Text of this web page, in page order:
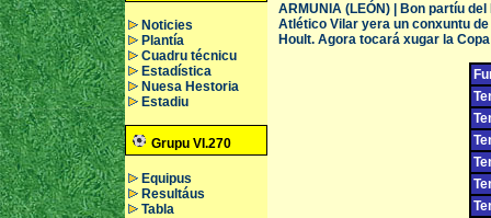
Noticies
Plantía
Cuadru técnicu
Estadística
Nuesa Hestoria
Estadiu
Grupu VI.270
Equipus
Resultáus
Tabla
ARMUNIA (LEÓN) | Bon partíu
Atlético Vilar yera un conxuntu
Hoult. Agora tocará xugar la